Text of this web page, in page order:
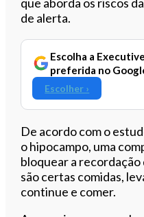
de alerta.
Escolha a
preferida no
Escolher ›
De acordo com o
o hipocampo, uma
bloquear a
são certas comidas,
continue e comer.